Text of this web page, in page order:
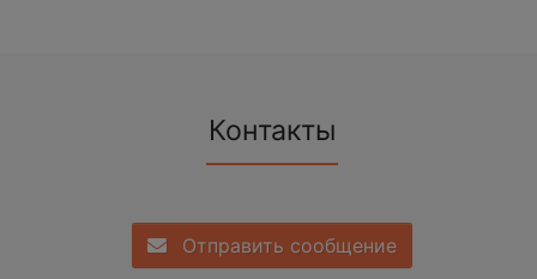
Контакты
Отправить сообщение